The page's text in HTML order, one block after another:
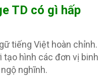
TD có gì hấp
tiếng Việt hoàn chỉnh.
tạo hình các đơn vị binh
nghĩnh.